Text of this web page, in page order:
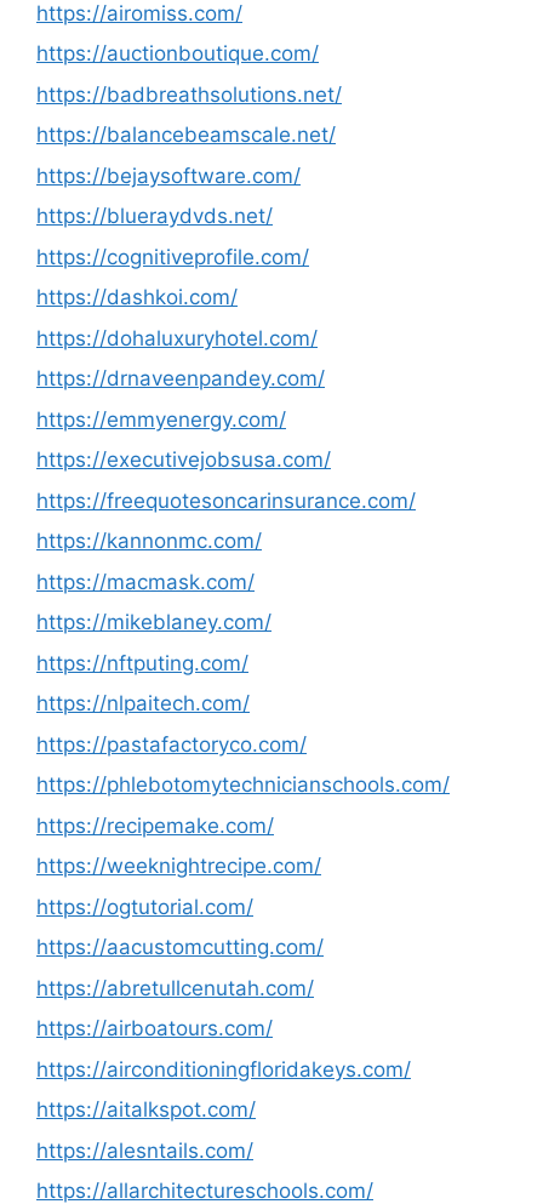
https://airomiss.com/
https://auctionboutique.com/
https://badbreathsolutions.net/
https://balancebeamscale.net/
https://bejaysoftware.com/
https://blueraydvds.net/
https://cognitiveprofile.com/
https://dashkoi.com/
https://dohaluxuryhotel.com/
https://drnaveenpandey.com/
https://emmyenergy.com/
https://executivejobsusa.com/
https://freequotesoncarinsurance.com/
https://kannonmc.com/
https://macmask.com/
https://mikeblaney.com/
https://nftputing.com/
https://nlpaitech.com/
https://pastafactoryco.com/
https://phlebotomytechnicianschools.com/
https://recipemake.com/
https://weeknightrecipe.com/
https://ogtutorial.com/
https://aacustomcutting.com/
https://abretullcenutah.com/
https://airboatours.com/
https://airconditioningfloridakeys.com/
https://aitalkspot.com/
https://alesntails.com/
https://allarchitectureschools.com/